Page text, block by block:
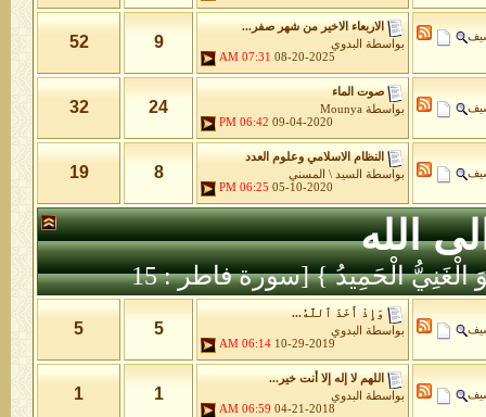
الاربعاء الاخير من شهر صفر...
بواسطة
البدوي
08-20-2025
07:31 AM
9
52
صوت الماء
بواسطة Mounya
09-04-2020
06:42 PM
24
32
النظام الاسلامي وعلوم العدد
بواسطة
السيد \ المسني
05-10-2020
06:25 PM
8
19
الله
الْغَنِيُّ الْحَمِيدُ } [سورة فاطر : 15
وَإِذْ أَخَذَ ٱللَّهُ...
بواسطة
البدوي
10-29-2019
06:14 AM
5
5
اللهم لا إله إلا أنت خير...
بواسطة
البدوي
04-21-2018
06:59 AM
1
1